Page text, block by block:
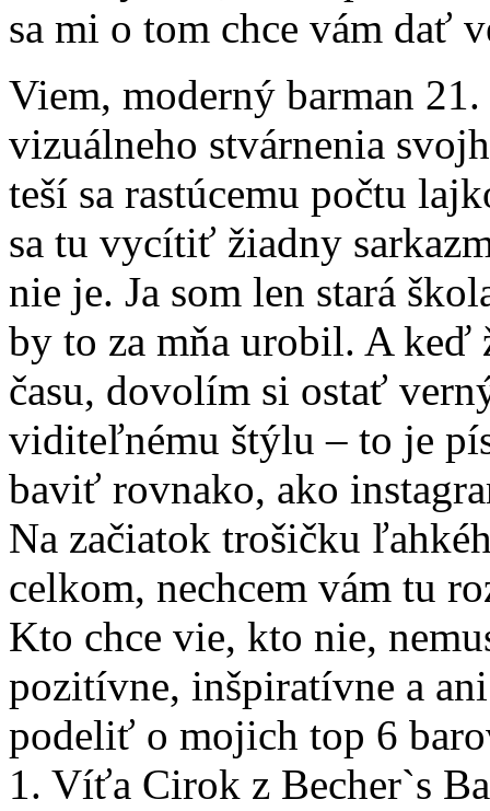
sa mi o tom chce vám dať
Viem, moderný barman
vizuálneho stvárnenia
teší sa rastúcemu počtu
sa tu vycítiť žiadny
nie je. Ja som len stará
by to za mňa urobil. A keď
času, dovolím si ostať
viditeľnému štýlu – to je
baviť rovnako, ako
Na začiatok trošičku
celkom, nechcem vám tu
Kto chce vie, kto nie,
pozitívne, inšpiratívne a
podeliť o mojich top 6
1. Víťa Cirok z Becher`s